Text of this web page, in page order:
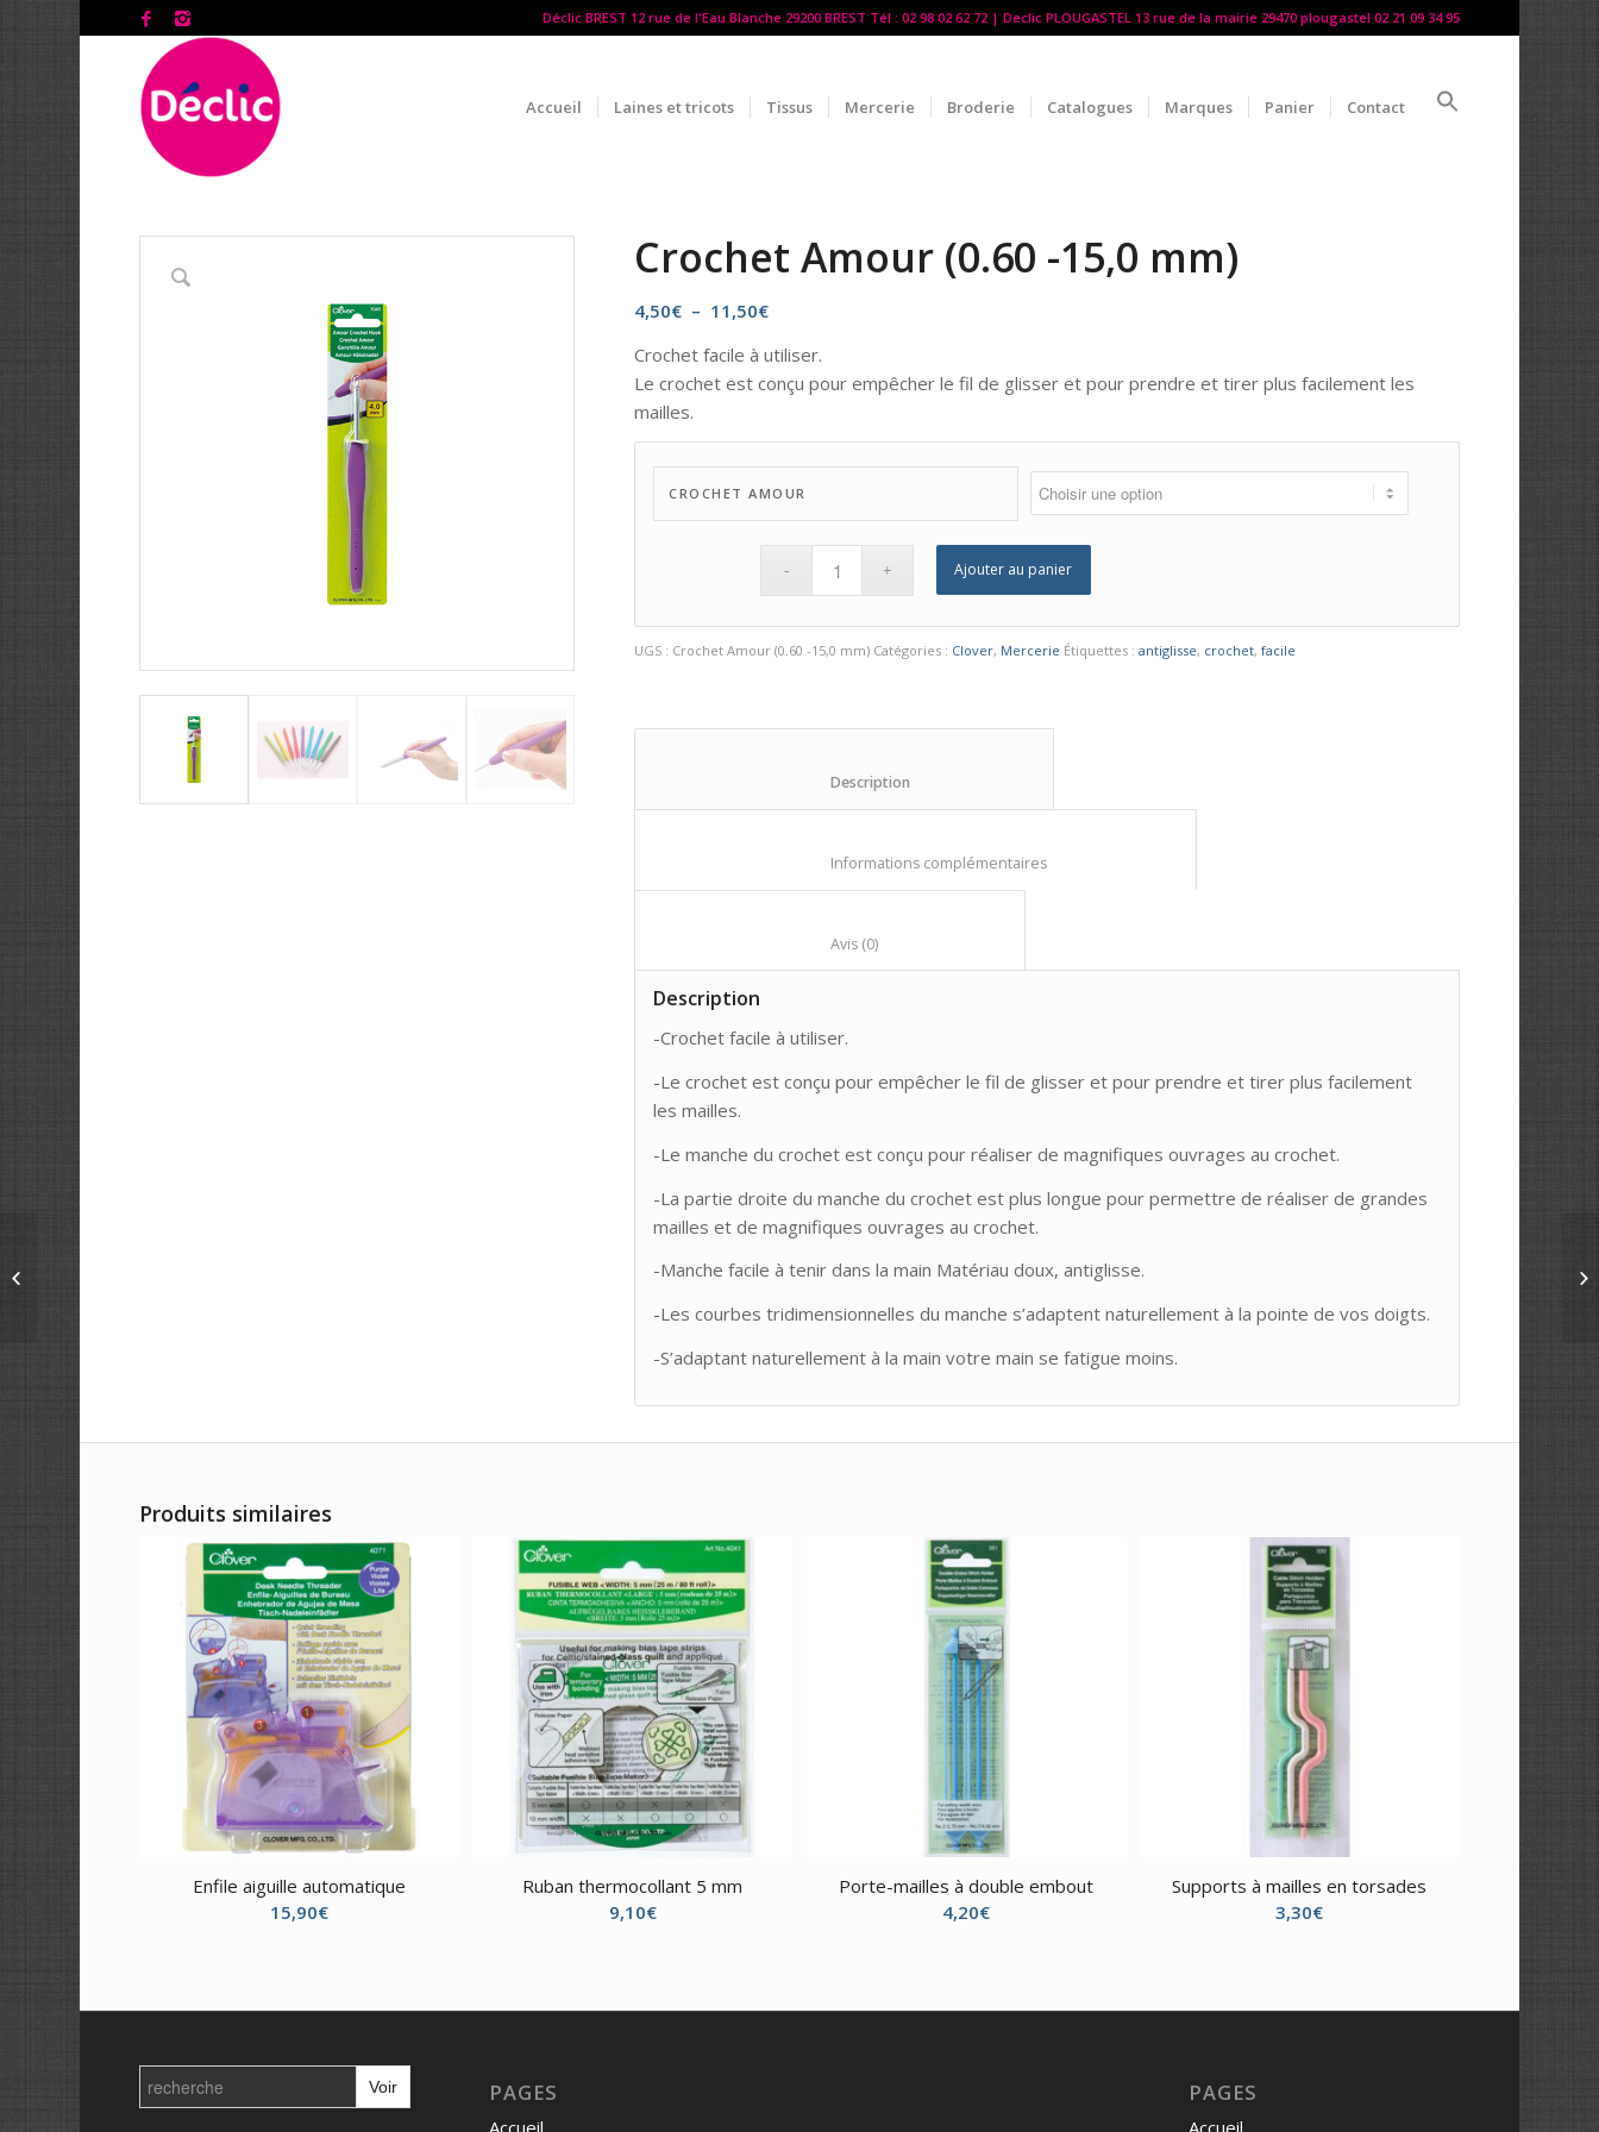
Déclic BREST 12 rue de l'Eau Blanche 29200 BREST Tél : 02 98 02 62 72 | Declic PLOUGASTEL 13 rue de la mairie 29470 plougastel 02 21 09 34 95
Accueil Laines et tricots Tissus Mercerie Broderie Catalogues Marques Panier Contact
Crochet Amour (0.60 -15,0 mm)
4,50€ – 11,50€Plage
prix :
4,50€
Crochet facile à utiliser.
Le crochet est conçu pour empêcher le fil de glisser et pour prendre et tirer plus facilement les
mailles.
CROCHET AMOUR
Ajouter au panier
UGS : Crochet Amour (0.60 -15,0 mm) Catégories : Clover, Mercerie Étiquettes :antiglisse, crochet,facile
Description
-Crochet facile à utiliser.
-Le crochet est conçu pour empêcher le fil de glisser et pour prendre et tirer plus facilement
les mailles.
-Le manche du crochet est conçu pour réaliser de magnifiques ouvrages au crochet.
-La partie droite du manche du crochet est plus longue pour permettre de réaliser de grandes
mailles et de magnifiques ouvrages au crochet.
-Manche facile à tenir dans la main Matériau doux, antiglisse.
-Les courbes tridimensionnelles du manche s’adaptent naturellement à la pointe de vos doigts.
-S’adaptant naturellement à la main votre main se fatigue moins.
Produits similaires
Enfile aiguille automatique
15,90€
Ruban thermocollant 5 mm
9,10€
Porte-mailles à double embout
4,20€
Supports à mailles en torsades
3,30€
Search
for: PAGES
Accueil
PAGES
Accueil